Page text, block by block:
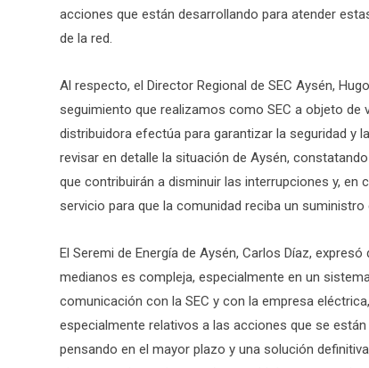
acciones que están desarrollando para atender
de la red.
Al respecto, el Director Regional de SEC Aysén,
seguimiento que realizamos como SEC a objeto
distribuidora efectúa para garantizar la seguridad y
revisar en detalle la situación de Aysén,
que contribuirán a disminuir las interrupciones y,
servicio para que la comunidad reciba un
El Seremi de Energía de Aysén, Carlos Díaz,
medianos es compleja, especialmente en un
comunicación con la SEC y con la empresa
especialmente relativos a las acciones que se
pensando en el mayor plazo y una solución